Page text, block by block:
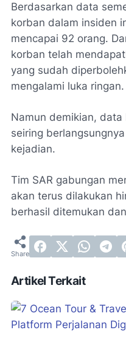
Berdasarkan data
korban dalam insiden
mencapai 92 orang.
korban telah
yang sudah
mengalami luka ringan.
Namun demikian,
seiring
kejadian.
Tim SAR gabungan
akan terus dilakukan
berhasil ditemukan
Artikel Terkait